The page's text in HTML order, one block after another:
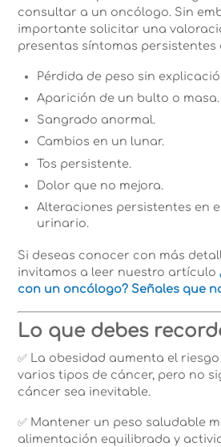
consultar a un oncólogo. Sin
importante solicitar una
presentas síntomas persistentes
Pérdida de peso sin
Aparición de un bulto o masa.
Sangrado anormal.
Cambios en un lunar.
Tos persistente.
Dolor que no mejora.
Alteraciones persistentes en
urinario.
Si deseas conocer con más
invitamos a leer nuestro artículo
con un oncólogo? Señales que
Lo que debes
✅ La obesidad aumenta el
varios tipos de cáncer, pero no
cáncer sea inevitable.
✅ Mantener un peso saludable
alimentación equilibrada y